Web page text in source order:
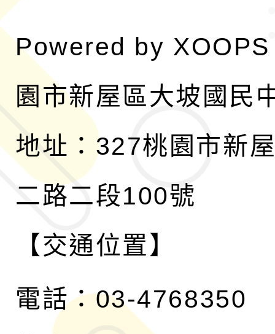
Powered by XOOPS
園市新屋區大坡國民
地址：327桃園市新
二路二段100號
【交通位置】
電話：03-4768350